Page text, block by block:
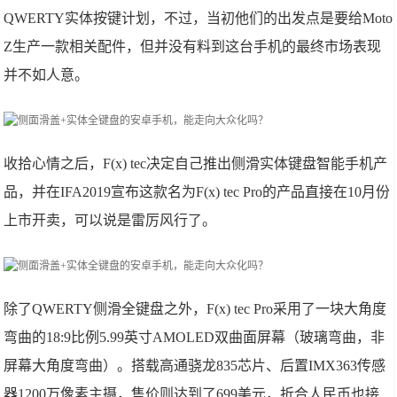
QWERTY实体按键计划，不过，当初他们的出发点是要给Moto
Z生产一款相关配件，但并没有料到这台手机的最终市场表现
并不如人意。
收拾心情之后，F(x) tec决定自己推出侧滑实体键盘智能手机产
品，并在IFA2019宣布这款名为F(x) tec Pro的产品直接在10月份
上市开卖，可以说是雷厉风行了。
除了QWERTY侧滑全键盘之外，F(x) tec Pro采用了一块大角度
弯曲的18:9比例5.99英寸AMOLED双曲面屏幕（玻璃弯曲，非
屏幕大角度弯曲）。搭载高通骁龙835芯片、后置IMX363传感
器1200万像素主摄，售价则达到了699美元，折合人民币也接